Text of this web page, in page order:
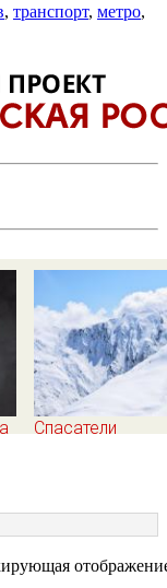
, транспорт, метро,
Спасатели
Наговицыной с
семитысячника